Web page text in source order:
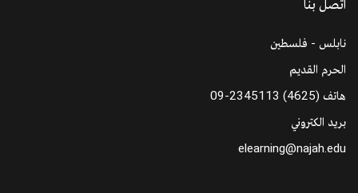
اتصل بنا
نابلس - فلسطين
الحرم القديم
هاتف 09-2345113 (4625)
بريد الكتروني
elearning@najah.edu